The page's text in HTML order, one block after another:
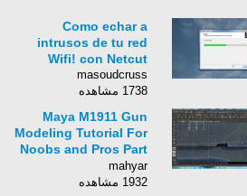
Como echar a
intrusos de tu red
Wifi! con Netcut
masoudcruss
1738 مشاهده
Maya M1911 Gun
Modeling Tutorial For
Noobs and Pros Part
1
mahyar
1932 مشاهده